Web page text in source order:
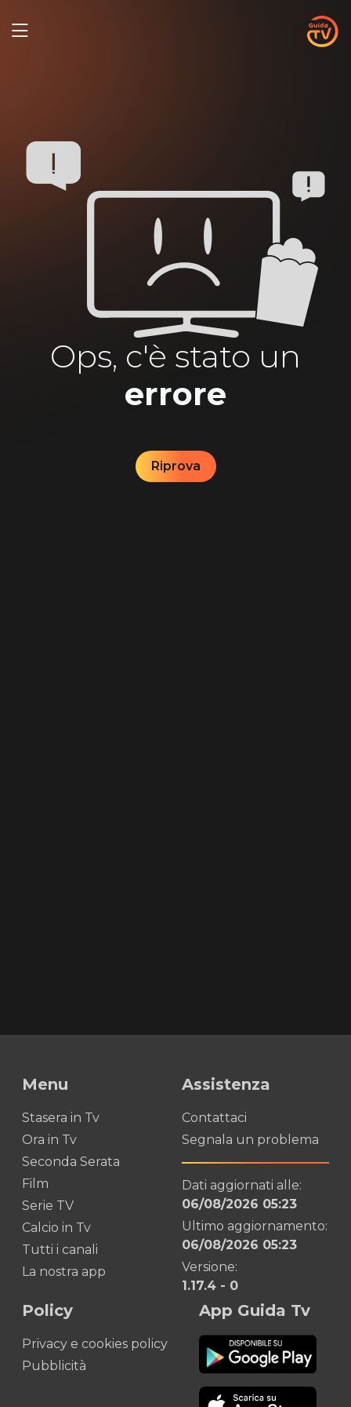
Ops, c'è stato un
errore
Riprova
Menu
Stasera in Tv
Ora in Tv
Seconda Serata
Film
Serie TV
Calcio in Tv
Tutti i canali
La nostra app
Assistenza
Contattaci
Segnala un problema
Dati aggiornati alle:
06/08/2026 05:23
Ultimo aggiornamento:
06/08/2026 05:23
Versione:
1.17.4 - 0
Policy
Privacy e cookies policy
Pubblicità
App Guida Tv